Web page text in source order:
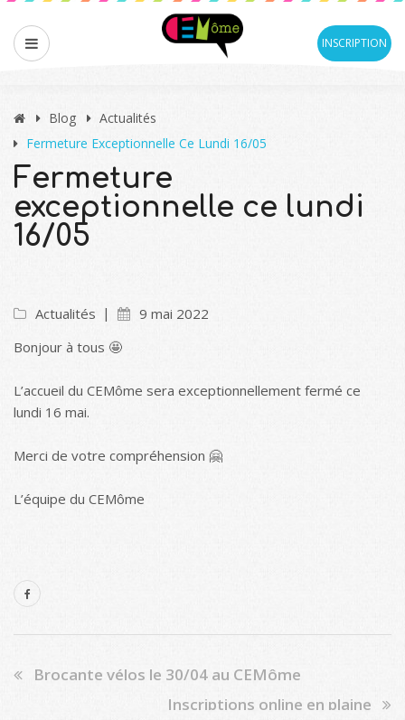
INSCRIPTION
Blog
Actualités
Fermeture Exceptionnelle Ce Lundi 16/05
Fermeture
exceptionnelle ce lundi
16/05
Actualités
9 mai 2022
Bonjour à tous 🤩
L’accueil du CEMôme sera exceptionnellement fermé ce
lundi 16 mai.
Merci de votre compréhension 🤗
L’équipe du CEMôme
Brocante vélos le 30/04 au CEMôme
Inscriptions online en plaine